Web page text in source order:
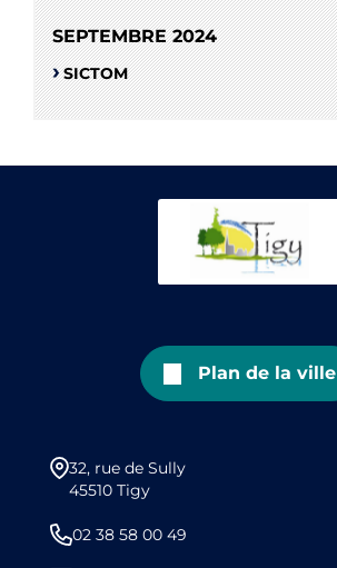
SEPTEMBRE 2024
SICTOM
Plan de la ville
32, rue de Sully
45510 Tigy
02 38 58 00 49